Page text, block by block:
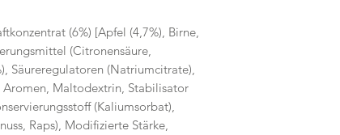
(6%) [Apfel (4,7%), Birne,
(Citronensäure,
Säureregulatoren (Natriumcitrate),
Aromen, Maltodextrin, Stabilisator
(Kaliumsorbat),
Raps), Modifizierte Stärke,